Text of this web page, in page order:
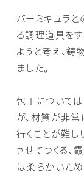
バーミキュラ
る調理道具を
ようと考え、
ました。
包丁について
が、材質が非常
行くことが難し
させてつくる、
は柔らかいた